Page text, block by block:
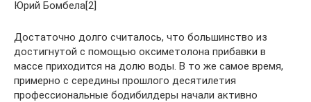
Юрий Бомбела[2]
Достаточно долго считалось, что большинство из
достигнутой с помощью оксиметолона прибавки в
массе приходится на долю воды. В то же самое время,
примерно с середины прошлого десятилетия
профессиональные бодибилдеры начали активно